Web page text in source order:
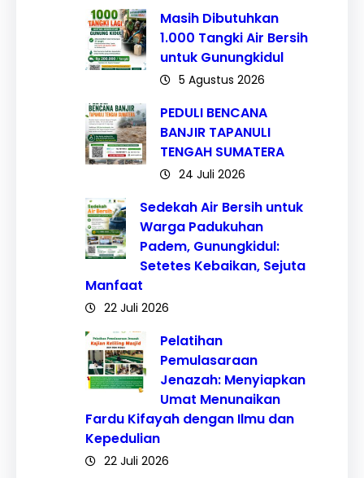
Masih Dibutuhkan
1.000 Tangki Air Bersih
untuk Gunungkidul
5 Agustus 2026
PEDULI BENCANA
BANJIR TAPANULI
TENGAH SUMATERA
24 Juli 2026
Sedekah Air Bersih untuk
Warga Padukuhan
Padem, Gunungkidul:
Setetes Kebaikan, Sejuta
Manfaat
22 Juli 2026
Pelatihan
Pemulasaraan
Jenazah: Menyiapkan
Umat Menunaikan
Fardu Kifayah dengan Ilmu dan
Kepedulian
22 Juli 2026